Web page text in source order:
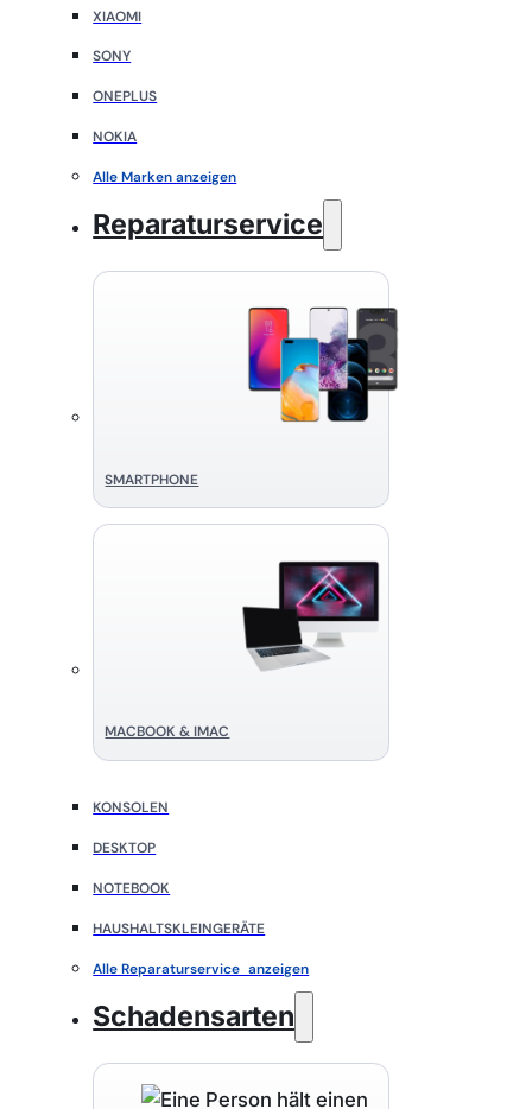
XIAOMI
SONY
ONEPLUS
NOKIA
Alle Marken anzeigen
Reparaturservice
SMART­PHONE
MACBOOK & IMAC
KONSOLEN
DESKTOP
NOTEBOOK
HAUSHALTSKLEINGERÄTE
Alle Reparaturservice anzeigen
Schadensarten